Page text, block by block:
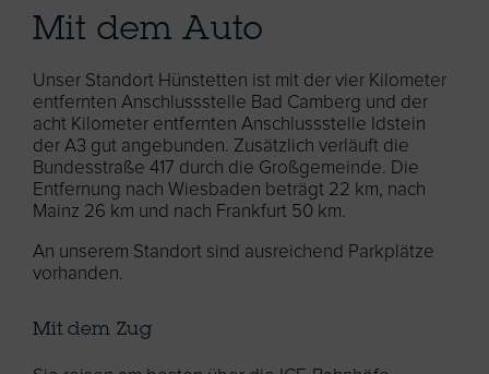
Mit dem Auto
Unser Standort Hünstetten ist mit der vier Kilometer
entfernten Anschlussstelle Bad Camberg und der
acht Kilometer entfernten Anschlussstelle Idstein
der A3 gut angebunden. Zusätzlich verläuft die
Bundesstraße 417 durch die Großgemeinde. Die
Entfernung nach Wiesbaden beträgt 22 km, nach
Mainz 26 km und nach Frankfurt 50 km.
An unserem Standort sind ausreichend Parkplätze
vorhanden.
Mit dem Zug